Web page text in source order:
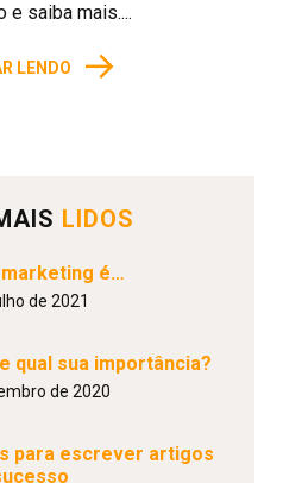
e saiba mais....
LENDO →
LIDOS
é…
de 2021
qual sua importância?
de 2020
para escrever artigos